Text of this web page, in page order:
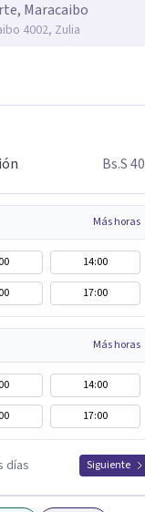
Maracaibo
4002, Zulia
Bs.S 40
Más horas
14:00
17:00
Más horas
14:00
17:00
días Siguiente